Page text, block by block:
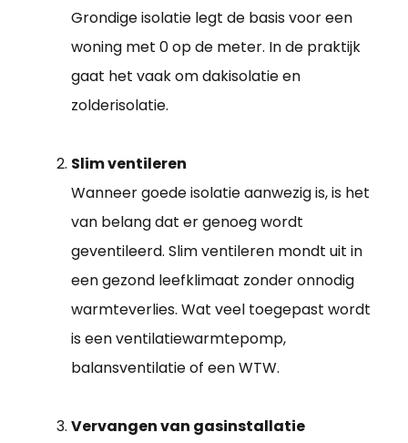
Grondige isolatie legt de basis voor een
woning met 0 op de meter. In de praktijk
gaat het vaak om dakisolatie en
zolderisolatie.
Slim ventileren
Wanneer goede isolatie aanwezig is, is het
van belang dat er genoeg wordt
geventileerd. Slim ventileren mondt uit in
een gezond leefklimaat zonder onnodig
warmteverlies. Wat veel toegepast wordt
is een ventilatiewarmtepomp,
balansventilatie of een WTW.
Vervangen van gasinstallatie